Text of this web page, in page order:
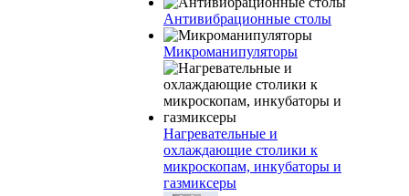
Антивибрационные столы
Микроманипуляторы
Нагревательные и
охлаждающие столики к
микроскопам, инкубаторы и
газмиксеры